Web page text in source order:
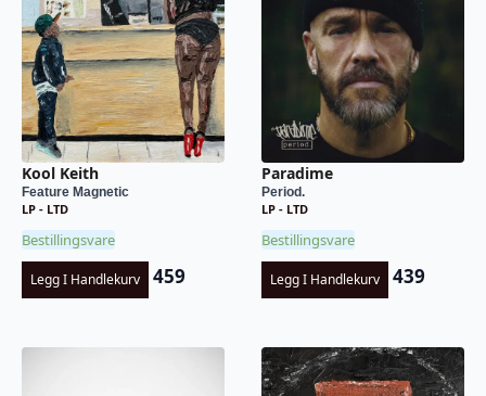
Kool Keith
Feature Magnetic
LP - LTD
Bestillingsvare
Legg I Handlekurv 459
Paradime
Period.
LP - LTD
Bestillingsvare
Legg I Handlekurv 439